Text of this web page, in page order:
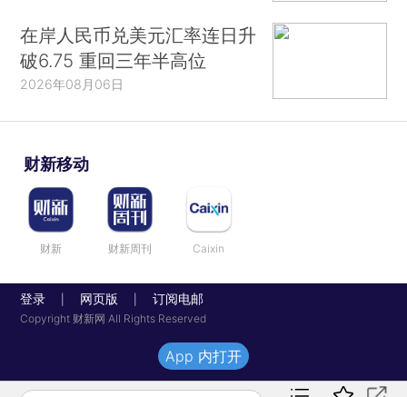
在岸人民币兑美元汇率连日升
破6.75 重回三年半高位
2026年08月06日
财新移动
财新 财新周刊 Caixin
登录 网页版 订阅电邮
Copyright 财新网 All Rights Reserved
App 内打开